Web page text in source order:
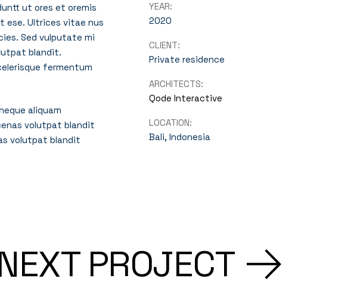
ut ores et oremis
ese. Ultrices vitae nus
Sed vulputate mi
blandit.
fermentum
aliquam
volutpat blandit
volutpat blandit
YEAR:
2020
CLIENT:
Private residence
ARCHITECTS:
Qode Interactive
LOCATION:
Bali, Indonesia
PROJECT